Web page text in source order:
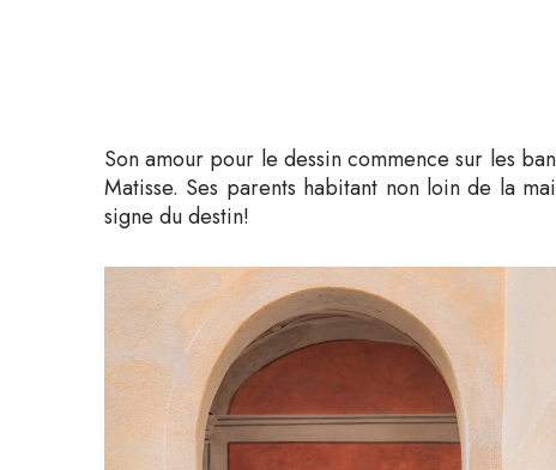
Son amour pour le dessin commence sur les
Matisse. Ses parents habitant non loin de la
signe du destin!